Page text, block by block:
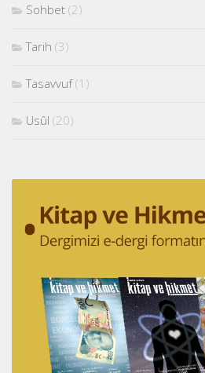
Sohbet (2)
Tarih (3)
Tasavvuf(1)
Usûl (20)